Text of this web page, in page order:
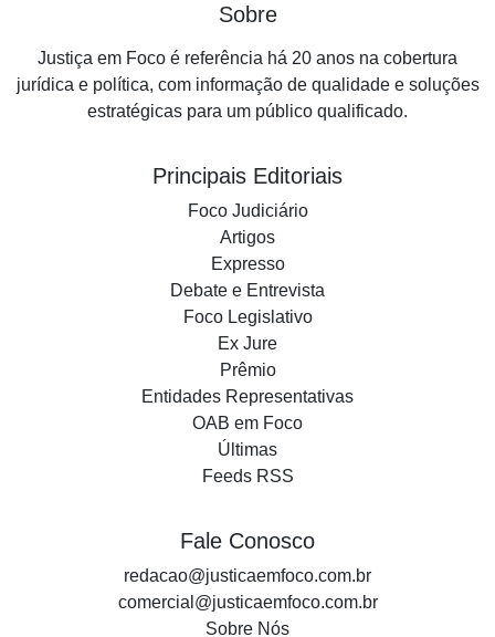
Sobre
Justiça em Foco é referência há 20 anos na cobertura
jurídica e política, com informação de qualidade e soluções
estratégicas para um público qualificado.
Principais Editoriais
Foco Judiciário
Artigos
Expresso
Debate e Entrevista
Foco Legislativo
Ex Jure
Prêmio
Entidades Representativas
OAB em Foco
Últimas
Feeds RSS
Fale Conosco
redacao@justicaemfoco.com.br
comercial@justicaemfoco.com.br
Sobre Nós